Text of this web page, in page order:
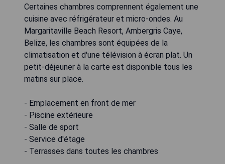
Certaines chambres comprennent également une
cuisine avec réfrigérateur et micro-ondes. Au
Margaritaville Beach Resort, Ambergris Caye,
Belize, les chambres sont équipées de la
climatisation et d'une télévision à écran plat. Un
petit-déjeuner à la carte est disponible tous les
matins sur place.
- Emplacement en front de mer
- Piscine extérieure
- Salle de sport
- Service d'étage
- Terrasses dans toutes les chambres